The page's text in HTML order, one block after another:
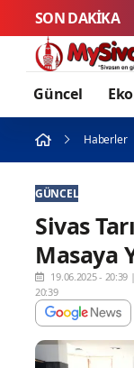
SON DAKİKA
Güncel
Haberler
GÜNCEL
Sivas
Masaya
19.06.2025 - 20:39
20:39